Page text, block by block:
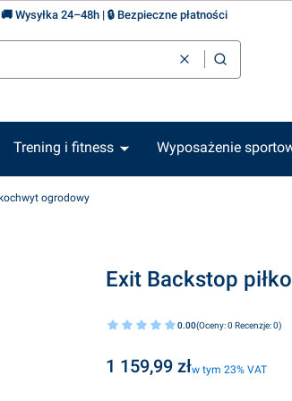
Wysyłka 24–48h | 🔒 Bezpieczne płatności
WyczyśćSzukaj
Trening i fitness Wyposażenie
ogrodowy
Exit Backstop
0.00(Oceny: 0 Recenzje: 0)
Cena
1 159,99 złw tym 23% VAT
w tym 23% VAT